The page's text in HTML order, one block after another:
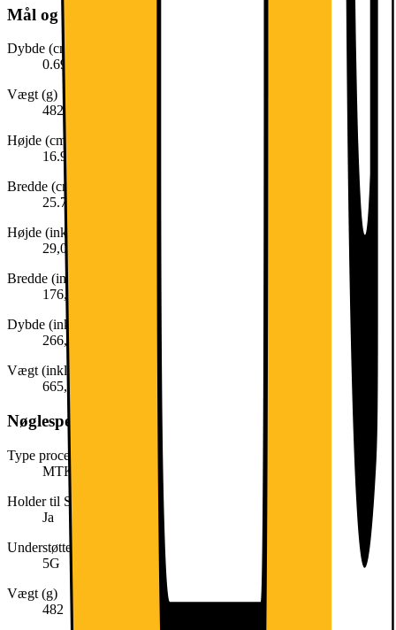
Mål og vægt
Dybde (cm)
0.69
Vægt (g)
482
Højde (cm)
16.9
Bredde (cm)
25.7
Højde (inkl. emballage)
29,0 mm
Bredde (inkl. emballage)
176,0 mm
Dybde (inkl. emballage)
266,0 mm
Vægt (inkl. emballage)
665,0 g
Nøglespecifikation
Type processor
MTK
Holder til SIM-kort
Ja
Understøtter mobilt netværk
5G
Vægt (g)
482